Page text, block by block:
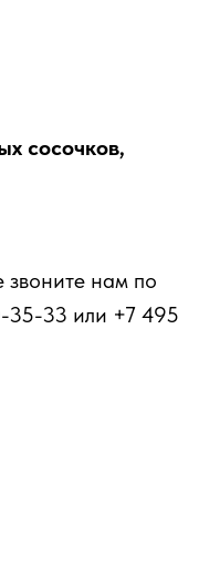
сосочков,
звоните нам по
33 или +7 495